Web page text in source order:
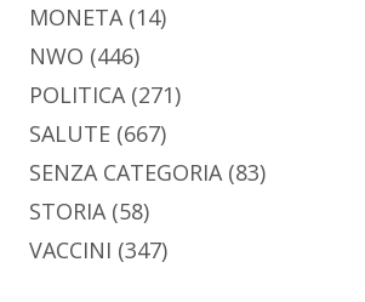
MONETA (14)
NWO (446)
POLITICA (271)
SALUTE (667)
SENZA CATEGORIA (83)
STORIA (58)
VACCINI (347)